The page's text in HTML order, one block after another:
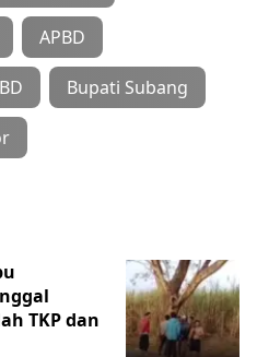
APBD
Bupati Subang
TKP dan